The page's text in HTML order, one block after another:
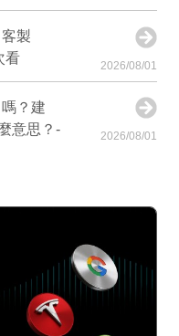
製
看
2026/08/01
？建
意思？-
2026/08/01